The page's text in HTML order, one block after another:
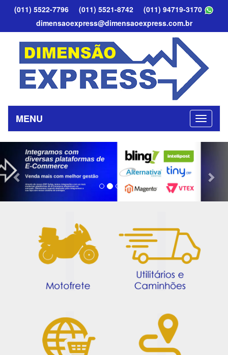
(011) 5522-7796 (011) 5521-8742
(011) 94719-3170
dimensaoexpress@dimensaoexpress.com.br
MENU
Previous